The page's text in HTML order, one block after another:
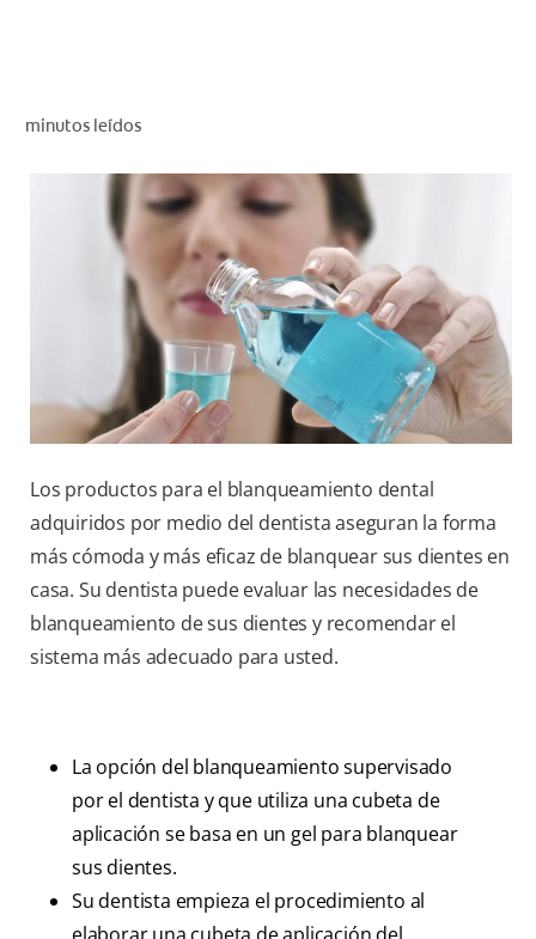
DO (ES)
SUSCRÍBASE
minutos leídos
Los productos para el blanqueamiento dental
adquiridos por medio del dentista aseguran la forma
más cómoda y más eficaz de blanquear sus dientes en
casa. Su dentista puede evaluar las necesidades de
blanqueamiento de sus dientes y recomendar el
sistema más adecuado para usted.
La opción del blanqueamiento supervisado
por el dentista y que utiliza una cubeta de
aplicación se basa en un gel para blanquear
sus dientes.
Su dentista empieza el procedimiento al